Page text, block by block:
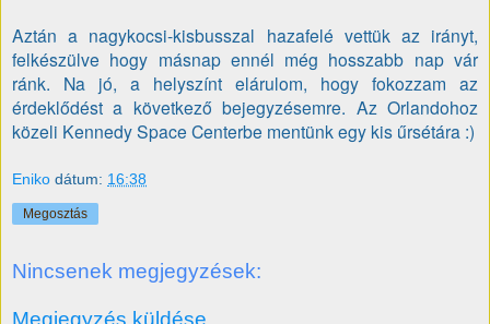
Aztán a nagykocsi-kisbusszal hazafelé vettük az irányt,
felkészülve hogy másnap ennél még hosszabb nap vár
ránk. Na jó, a helyszínt elárulom, hogy fokozzam az
érdeklődést a következő bejegyzésemre. Az Orlandohoz
közeli Kennedy Space Centerbe mentünk egy kis űrsétára :)
Eniko dátum: 16:38
Megosztás
Nincsenek megjegyzések:
Megjegyzés küldése